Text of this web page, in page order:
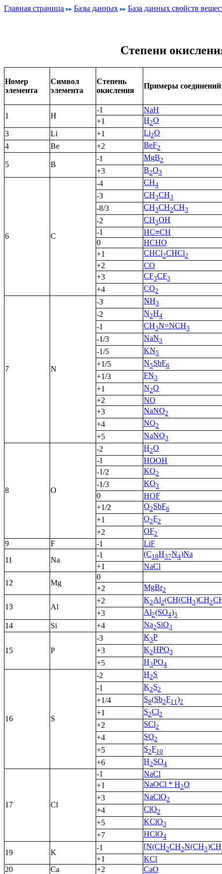
Главная страница Базы данных База данных свойств
Степени
Номер
элемента
Символ
элемента
Степень
окисления
Примеры соединений
1 H
-1
NaH
+1
H2O
3
Li +1 Li2O
4
Be +2 BeF2
5 B
-1 MgB2
+3 B2O3
6 C
-4 CH4
-3 CH3CH3
-8/3 CH3CH2CH3
-2 CH3OH
-1
HC≡CH
0
HCHO
+1
CHCl2CHCl2
+2
CO
+3
CF3CF3
+4 CO2
7 N
-3 NH3
-2 N2H4
-1 CH3N=NCH3
-1/3 NaN3
-1/5 KN5
+1/5 N5SbF6
+1/3 FN3
+1 N2O
+2
NO
+3
NaNO2
+4 NO2
+5 NaNO3
8 O
-2 H2O
-1
HOOH
-1/2
KO2
-1/3 KO3
0
HOF
+1/2
O2SbF6
+1 O2F2
+2 OF2
9 F -1
LiF
11
Na
-1 (C18H37N4)Na
+1
NaCl
12
Mg
0
+2
MgBr2
13 Al
+2 K2Al2(CH(CH3)CH2
+3
Al2(SO4)3
14 Si +4 Na2SiO3
15 P
-3 K3P
+3
K2HPO3
+5 H3PO4
16 S
-2 H2S
-1
K2S2
+1/4 S8(Sb2F11)2
+1 S2Cl2
+2 SCl2
+4 SO2
+5 S2F10
+6 H2SO4
17 Cl
-1
NaCl
+1
NaOCl * H2O
+3
NaClO2
+4 ClO2
+5 KClO3
+7 HClO4
19 K
-1 [N(CH2CH2N(CH3)CH
+1
KCl
20
Ca +2
CaO